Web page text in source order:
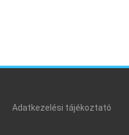
Adatkezelési tájékoztató